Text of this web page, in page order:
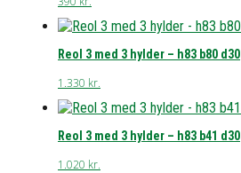
Reol 3 med 3 hylder – h83 b80 d30
1.330 kr.
Reol 3 med 3 hylder – h83 b41 d30
1.020 kr.